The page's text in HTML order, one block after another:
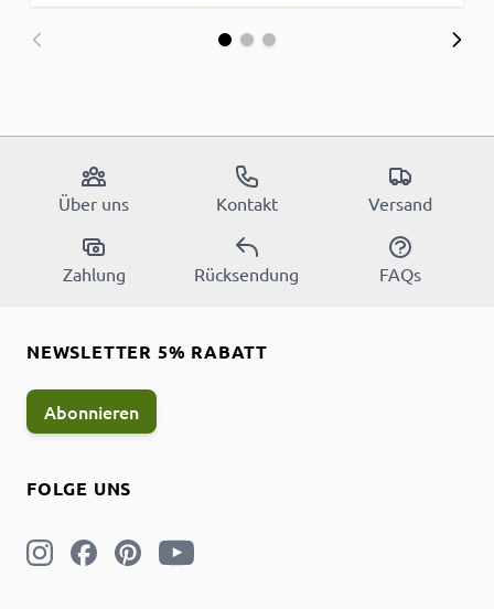
Über uns Kontakt Versand
Zahlung Rücksendung FAQs
FOLGE UNS
NEWSLETTER 5% RABATT
Abonnieren